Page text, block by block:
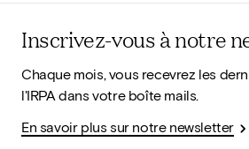
Inscrivez-vous à notre
Chaque mois, vous recevrez les
l'IRPA dans votre boîte mails.
En savoir plus sur notre newsletter